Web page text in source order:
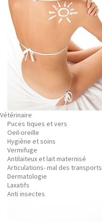
Vétérinaire
Puces tiques et vers
Oeil-oreille
Hygiène et soins
Vermifuge
Antilaiteux et lait maternisé
Articulations- mal des transports
Dermatologie
Laxatifs
Anti insectes